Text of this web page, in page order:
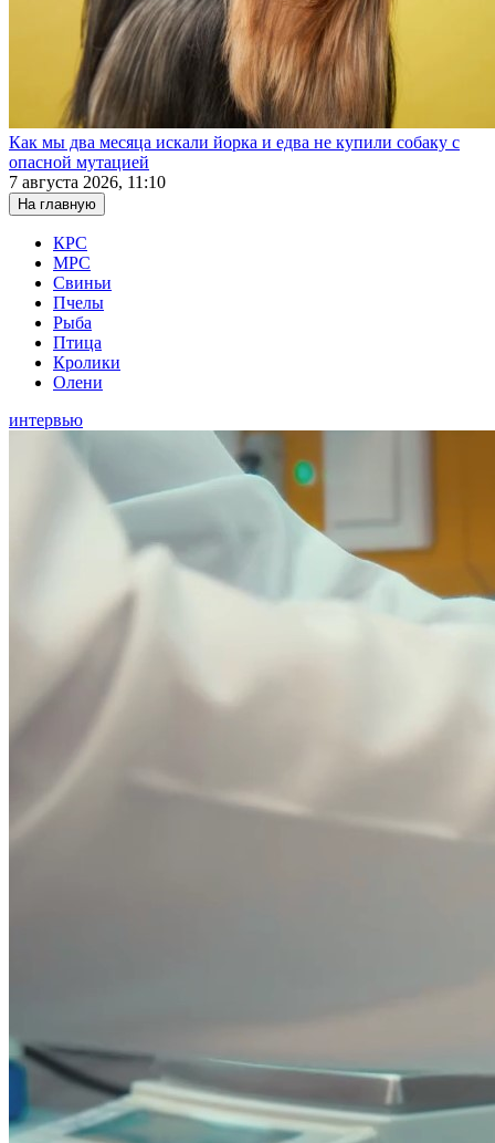
Как мы два месяца искали йорка и едва не купили собаку с
опасной мутацией
7 августа 2026, 11:10
На главную
КРС
МРС
Свиньи
Пчелы
Рыба
Птица
Кролики
Олени
интервью